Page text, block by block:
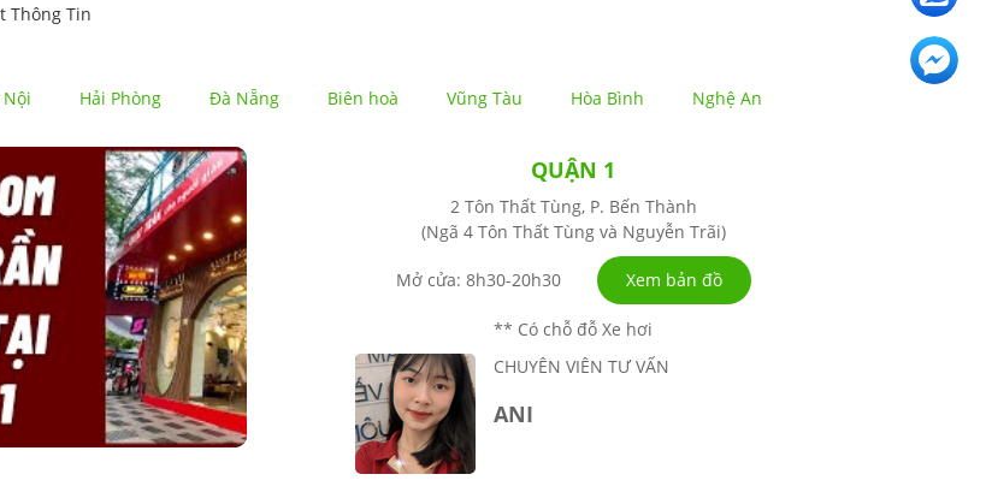
Thông Tin
Nội Hải Phòng Đà Nẵng Biên hoà Vũng Tàu Hòa Bình Nghệ An
QUẬN 1
2 Tôn Thất Tùng, P. Bến Thành
(Ngã 4 Tôn Thất Tùng và Nguyễn Trãi)
Mở cửa: 8h30-20h30 Xem bản đồ
** Có chỗ đỗ Xe hơi
CHUYÊN VIÊN TƯ VẤN
ANI